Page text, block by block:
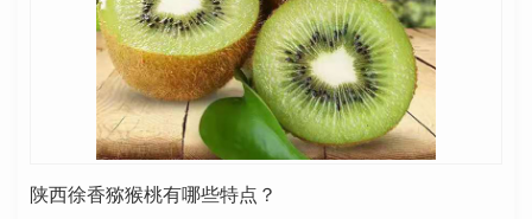
陕西徐香猕猴桃有哪些特点？